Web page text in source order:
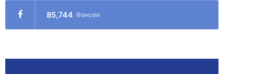
85,744 Фанови